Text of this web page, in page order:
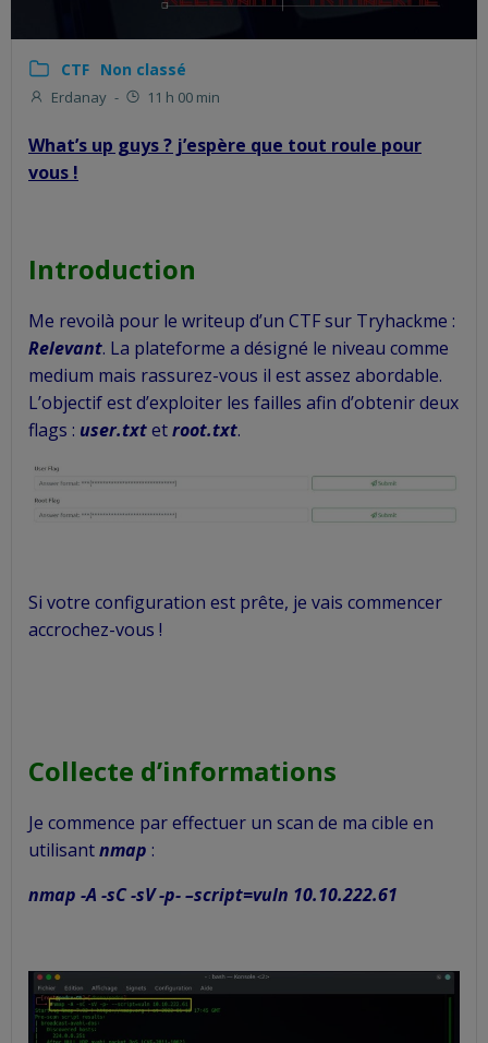
CTF Non classé
Erdanay - 11 h 00 min
What’s up guys ? j’espère que tout roule pour
vous !
Introduction
Me revoilà pour le writeup d’un CTF sur Tryhackme :
Relevant. La plateforme a désigné le niveau comme
medium mais rassurez-vous il est assez abordable.
L’objectif est d’exploiter les failles afin d’obtenir deux
flags : user.txtetroot.txt.
Si votre configuration est prête, je vais commencer
accrochez-vous !
Collecte d’informations
Je commence par effectuer un scan de ma cible en
utilisantnmap :
nmap -A -sC -sV -p- –script=vuln 10.10.222.61